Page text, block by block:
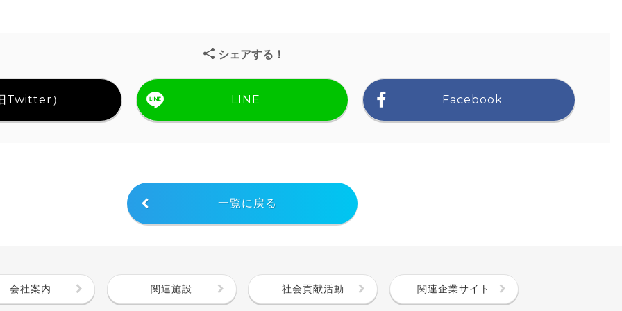
シェアする！
Twitter） LINE Facebook
一覧に戻る
会社案内 関連施設 社会貢献活動 関連企業サイト